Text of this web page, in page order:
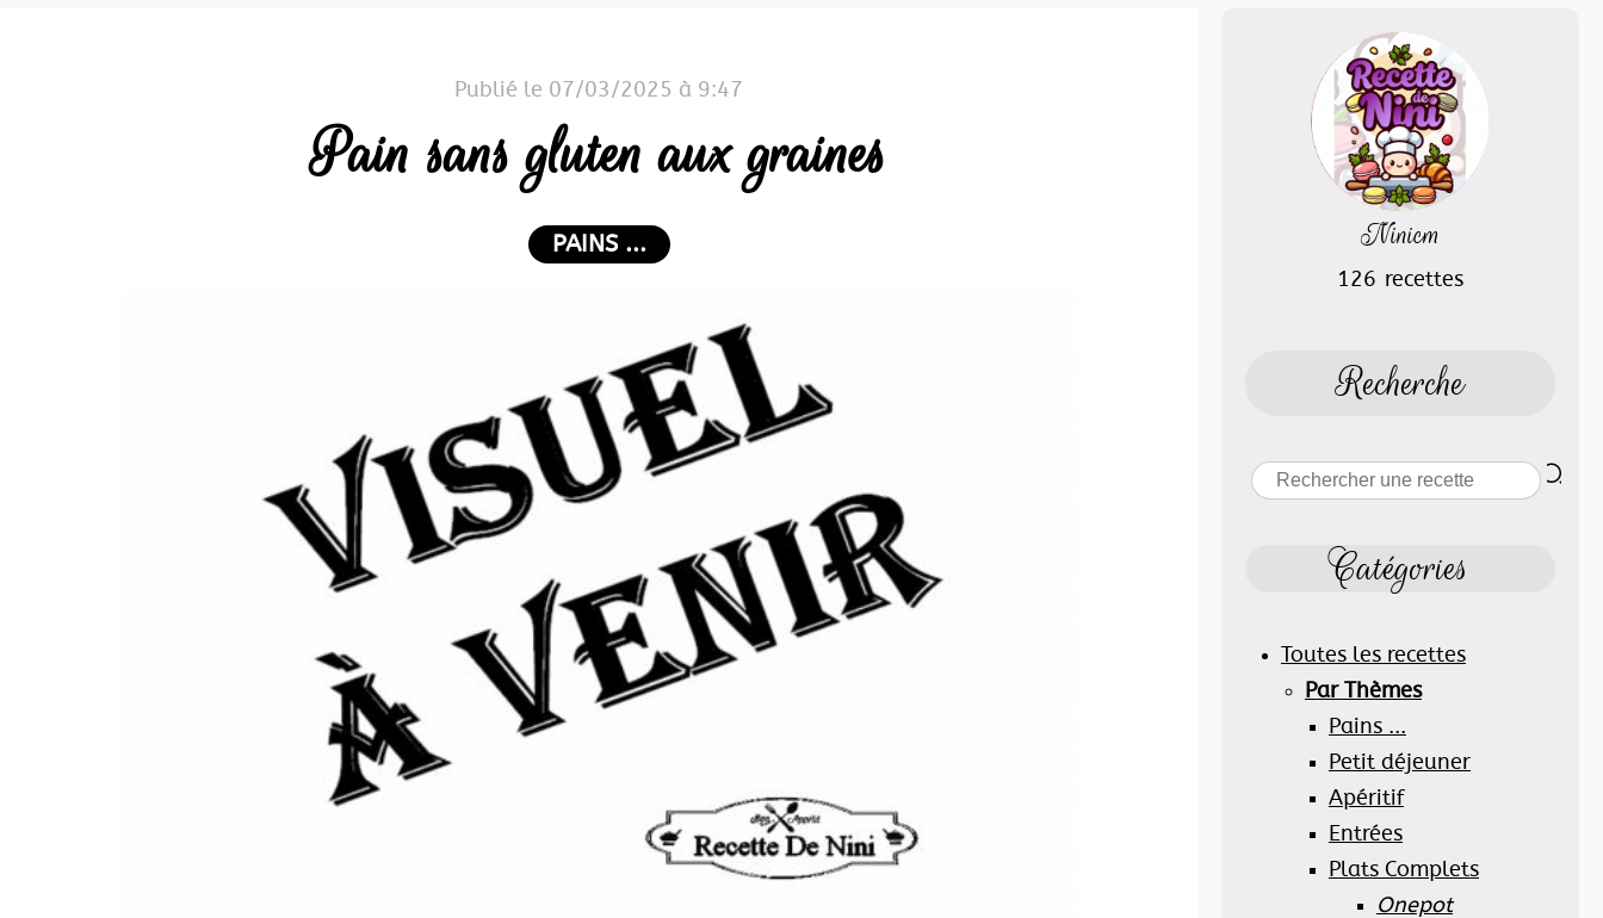
Publié le 07/03/2025 à 9:47
Pain sans gluten aux graines
PAINS ... Ninicm
126 recettes
Recherche
Catégories
Toutes les recettes
Par Thèmes
Pains ...
Petit déjeuner
Apéritif
Entrées
Plats Complets
Onepot